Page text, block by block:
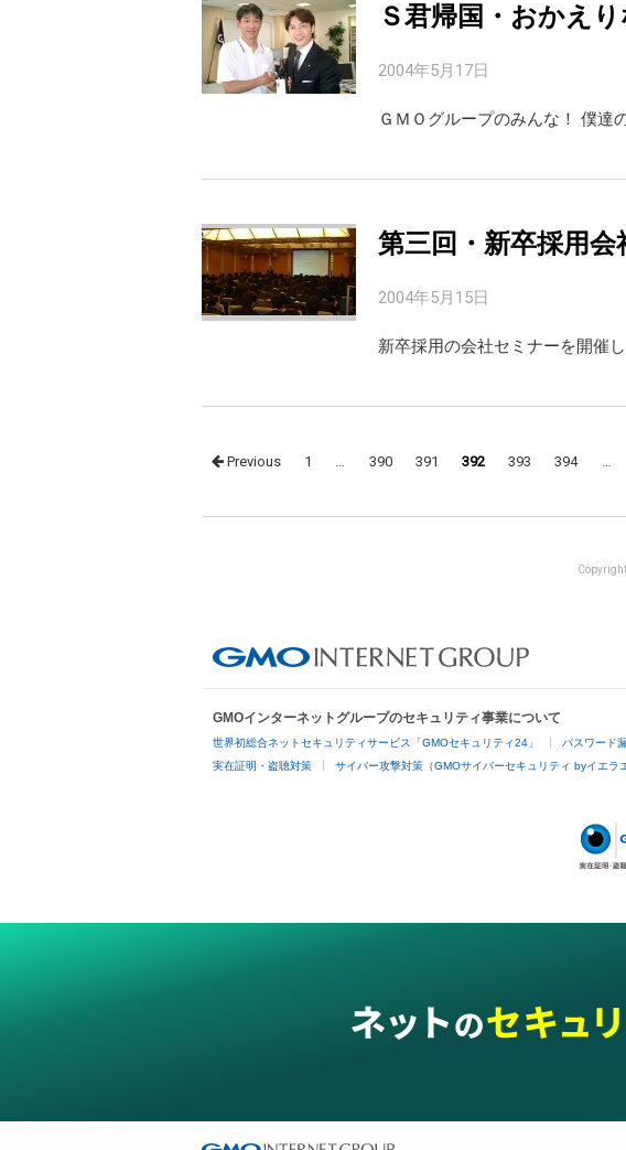
Ｓ君帰国・おかえり
2004年5月17日
ＧＭＯグループのみんな！ 僕達
第三回・新卒採用会
2004年5月15日
新卒採用の会社セミナーを開催
PostsPrevious 1 … 390 391 392 393 394 …
GMOインターネットグループのセキュリティ事業について
世界初総合ネットセキュリティサービス「GMOセキュリティ24」 パスワード
実在証明・盗聴対策 サイバー攻撃対策（GMOサイバーセキュリティ byイエラ